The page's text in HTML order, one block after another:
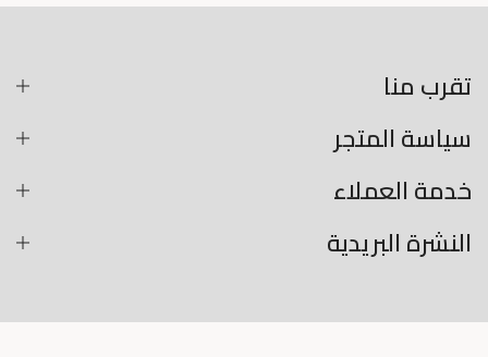
تقرب منا
سياسة المتجر
خدمة العملاء
النشرة البريدية